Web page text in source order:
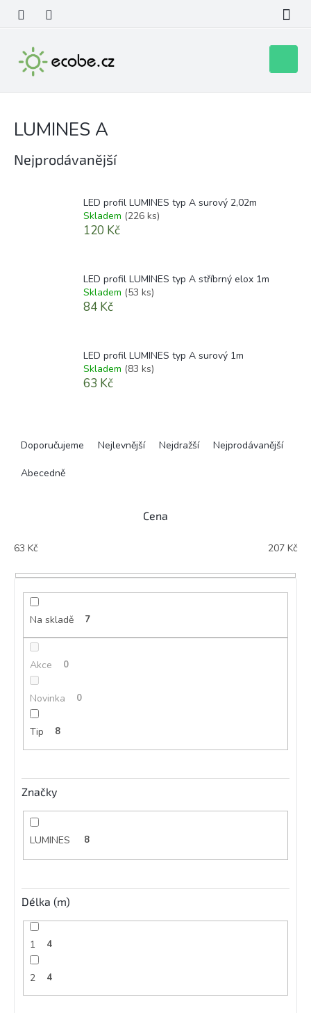
obsah
košík
LUMINES A
Nejprodávanější
LED profil LUMINES typ A surový 2,02m
Skladem (226 ks)
120 Kč
LED profil LUMINES typ A stříbrný elox 1m
Skladem (53 ks)
84 Kč
LED profil LUMINES typ A surový 1m
Skladem (83 ks)
63 Kč
o
u
Doporučujeme Nejlevnější Nejdražší Nejprodávanější
Abecedně
Cena
63 Kč 207 Kč
Na skladě 7
Akce 0
Novinka 0
Tip 8
Značky
LUMINES 8
Délka (m)
1 4
2 4